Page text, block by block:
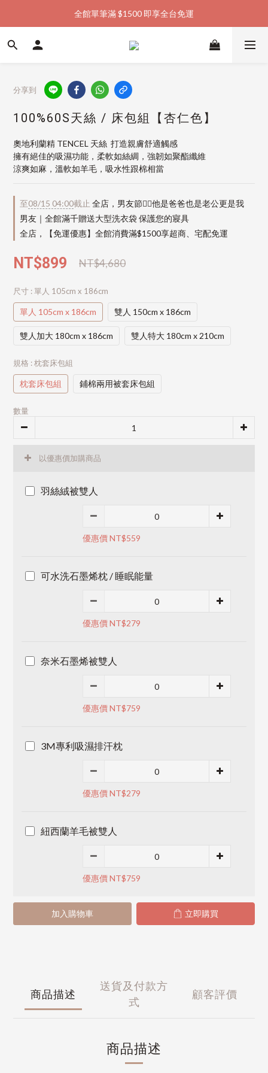
加入會員購物金  馬上領  馬上折
全館單筆滿 $1500 即享全台免運
加入會員購物金  馬上領  馬上折
分享到
100%60S天絲 / 床包組【杏仁色】
奧地利蘭精 TENCEL 天絲  打造親膚舒適觸感
擁有絕佳的吸濕功能，柔軟如絲綢，強韌如聚酯纖維
涼爽如麻，溫軟如羊毛，吸水性跟棉相當
至08/15 04:00截止 全店，男友節👱‍♂️他是爸爸也是老公更是我
男友｜全館滿千贈送大型洗衣袋 保護您的寢具
全店，【免運優惠】全館消費滿$1500享超商、宅配免運
NT$4,680
NT$899
尺寸 : 單人 105cm x 186cm
單人 105cm x 186cm 雙人 150cm x 186cm
雙人加大 180cm x 186cm 雙人特大 180cm x 210cm
規格 : 枕套床包組
枕套床包組 鋪棉兩用被套床包組
數量
以優惠價加購商品
羽絲絨被雙人
優惠價 NT$559
可水洗石墨烯枕 / 睡眠能量
優惠價 NT$279
奈米石墨烯被雙人
優惠價 NT$759
3M專利吸濕排汗枕
優惠價 NT$279
紐西蘭羊毛被雙人
優惠價 NT$759
加入購物車 立即購買
商品描述
送貨及付款方
式
顧客評價
商品描述